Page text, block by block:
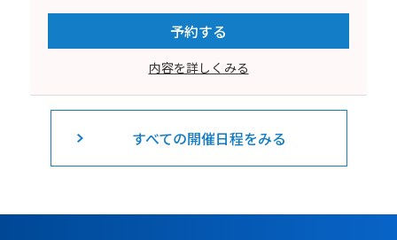
予約する
内容を詳しくみる
すべての開催日程をみる